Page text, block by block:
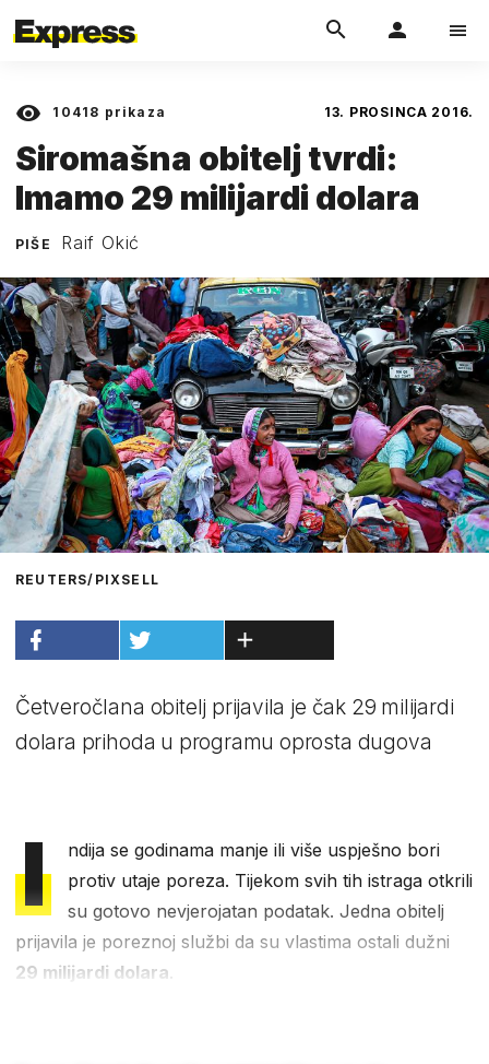
10418 prikaza 13. PROSINCA 2016.
Siromašna obitelj tvrdi:
Imamo 29 milijardi dolara
PIŠE Raif Okić
REUTERS/PIXSELL
Četveročlana obitelj prijavila je čak 29 milijardi
dolara prihoda u programu oprosta dugova
I
ndija se godinama manje ili više uspješno bori
protiv utaje poreza. Tijekom svih tih istraga otkrili
su gotovo nevjerojatan podatak. Jedna obitelj
prijavila je poreznoj službi da su vlastima ostali dužni
29 milijardi dolara